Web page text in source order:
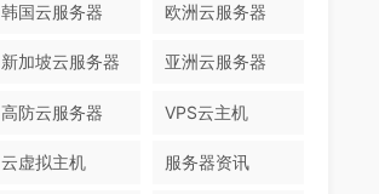
韩国云服务器 欧洲云服务器
新加坡云服务器 亚洲云服务器
高防云服务器 VPS云主机
云虚拟主机 服务器资讯